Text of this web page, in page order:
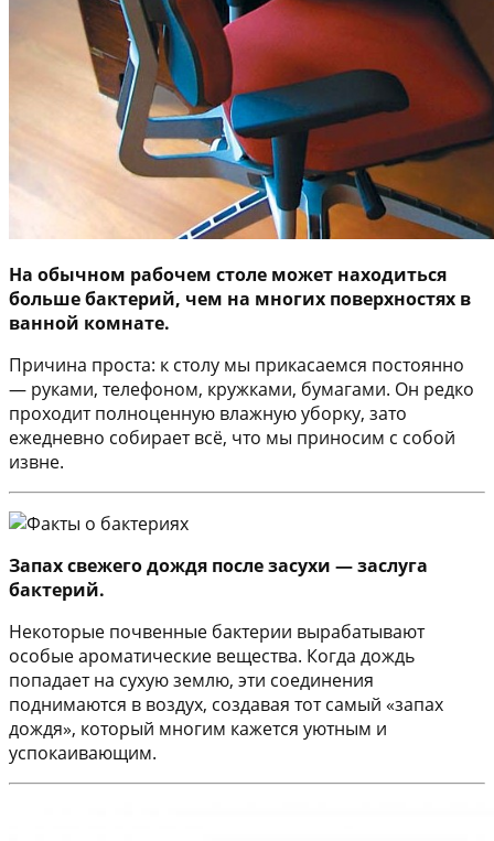
На обычном рабочем столе может находиться
больше бактерий, чем на многих поверхностях в
ванной комнате.
Причина проста: к столу мы прикасаемся постоянно
— руками, телефоном, кружками, бумагами. Он редко
проходит полноценную влажную уборку, зато
ежедневно собирает всё, что мы приносим с собой
извне.
Запах свежего дождя после засухи — заслуга
бактерий.
Некоторые почвенные бактерии вырабатывают
особые ароматические вещества. Когда дождь
попадает на сухую землю, эти соединения
поднимаются в воздух, создавая тот самый «запах
дождя», который многим кажется уютным и
успокаивающим.